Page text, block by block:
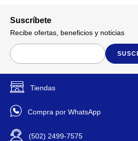
Ideal Para
Marca King Pvc
Modelo KING -
Tipo De Instalación
Suscríbete
Recibe ofertas, beneficios y noticias
Tiendas
Compra por WhatsApp
(502) 2499-7575